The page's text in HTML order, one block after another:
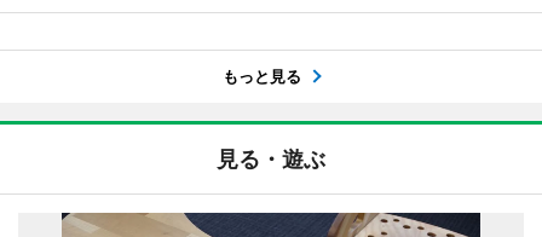
もっと見る
見る・遊ぶ